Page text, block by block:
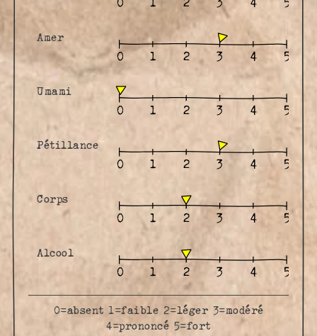
Amer
Umami
Pétillance
Corps
Alcool
0=absent 1=faible 2=léger 3=modéré
4=prononcé 5=fort